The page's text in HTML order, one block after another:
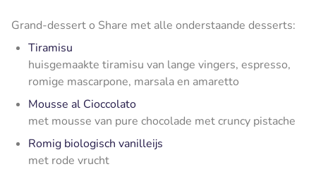
Grand-dessert o Share met alle onderstaande desserts:
Tiramisu
huisgemaakte tiramisu van lange vingers, espresso,
romige mascarpone, marsala en amaretto
Mousse al Cioccolato
met mousse van pure chocolade met cruncy pistache
Romig biologisch vanilleijs
met rode vrucht